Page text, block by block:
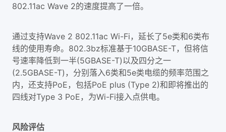
802.11ac Wave 2的速度提高了一倍。
通过支持Wave 2 802.11ac Wi-Fi，延长了5e类和6类布
线的使用寿命。802.3bz标准基于10GBASE-T，但将信
号速率降低到一半(5GBASE-T)以及四分之一
(2.5GBASE-T)，分别落入6类和5e类电缆的频率范围之
内，还支持PoE，包括PoE plus (Type 2)和即将推出的
四线对Type 3 PoE，为Wi-Fi接入点供电。
风险评估